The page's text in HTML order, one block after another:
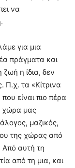
να
για μια
πράγματα και
η ίδια, δεν
Π.χ. τα «Κίτρινα
είναι πιο πέρα
χώρα μας
μαζικός,
της χώρας από
Από αυτή τη
από τη μια, και